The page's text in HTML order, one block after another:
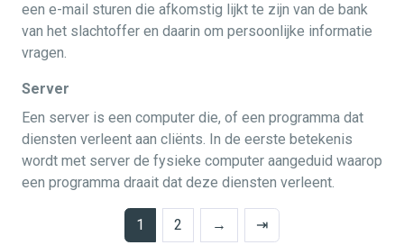
een e-mail sturen die afkomstig lijkt te zijn van de bank
van het slachtoffer en daarin om persoonlijke informatie
vragen.
Server
Een server is een computer die, of een programma dat
diensten verleent aan cliënts. In de eerste betekenis
wordt met server de fysieke computer aangeduid waarop
een programma draait dat deze diensten verleent.
1 2 → ⇥